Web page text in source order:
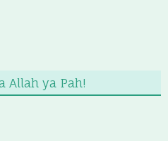
Allah ya Pah!